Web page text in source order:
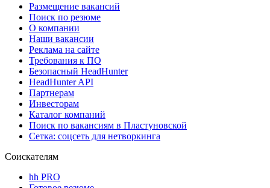
Размещение вакансий
Поиск по резюме
О компании
Наши вакансии
Реклама на сайте
Требования к ПО
Безопасный HeadHunter
HeadHunter API
Партнерам
Инвесторам
Каталог компаний
Поиск по вакансиям в Пластуновской
Сетка: соцсеть для нетворкинга
Соискателям
hh PRO